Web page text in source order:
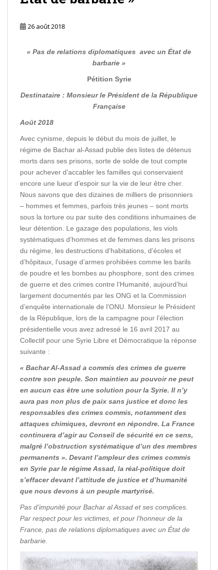
26 août 2018
« Pas de relations diplomatiques avec un État de
barbarie »
Pétition Syrie
Destinataire : Monsieur le Président de la République
Française
Août 2018
Avec cynisme, depuis le début du mois de juillet, le
régime de Bachar al-Assad publie des listes de détenus
morts dans ses prisons, sorte de solde de tout compte
pour achever d’accabler les familles qui conservaient
encore une lueur d’espoir sur la vie de leur être cher.
Nous savons que des dizaines de milliers de prisonniers
– hommes et femmes, parfois très jeunes – sont morts
sous la torture ou par suite des conditions inhumaines de
leur détention. Le gazage des populations, les viols
systématiques d’hommes et de femmes dans les prisons
du régime, les destructions d’habitations, d’écoles et
d’hôpitaux, l’usage d’armes prohibées comme les barils
de poudre et les bombes au phosphore, sont des crimes
de guerre et des crimes contre l’Humanité, aujourd’hui
largement documentés par les ONG et la Commission
d’enquête internationale de l’ONU. Monsieur le Président
de la République, lors de la campagne pour l’élection
présidentielle vous avez adressé le 16 avril 2017 au
Collectif pour une Syrie Libre et Démocratique la réponse
suivante :
« Bachar Al-Assad a commis des crimes de guerre
contre son peuple. Son maintien au pouvoir ne peut
en aucun cas être une solution pour la Syrie. Il n’y
aura pas non plus de paix sans justice et donc les
responsables des crimes commis, notamment des
attaques chimiques, devront en répondre. La France
continuera d’agir au Conseil de sécurité en ce sens,
malgré l’obstruction systématique d’un des membres
permanents ». Devant l’ampleur des crimes commis
en Syrie par le régime Assad, la réal-politique doit
s’effacer devant l’attitude de justice et d’humanité
que nous devons à un peuple martyrisé.
Pas d’impunité pour Bachar al Assad et ses complices.
Par respect pour les victimes, et pour l’honneur de la
France, pas de relations diplomatiques avec un État de
barbarie.